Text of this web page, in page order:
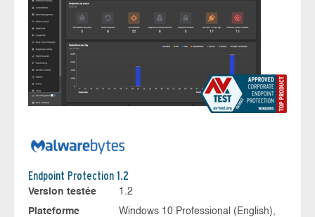
Endpoint Protection 1.2
Version testée
1.2
Plateforme
Windows 10 Professional (English),